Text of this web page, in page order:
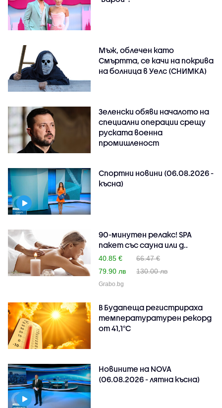
Мъж, облечен като
Смъртта, се качи на покрива
на болница в Уелс (СНИМКА)
Зеленски обяви началото на
специални операции срещу
руската военна
промишленост
Спортни новини (06.08.2026 -
късна)
90-минутен релакс! SPA
пакет със сауна или д..
40.85 €
66.47 €
79.90 лв
130.00 лв
Grabo.bg
В Будапеща регистрираха
температуратурен рекорд
от 41,1°C
Новините на NOVA
(06.08.2026 - лятна късна)